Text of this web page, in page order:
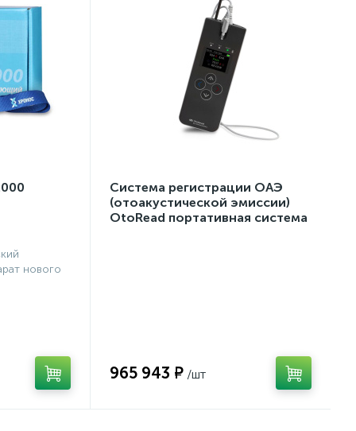
нового
Система регистрации ОАЭ
(отоакустической эмиссии)
OtoRead портативная система
965 943 ₽